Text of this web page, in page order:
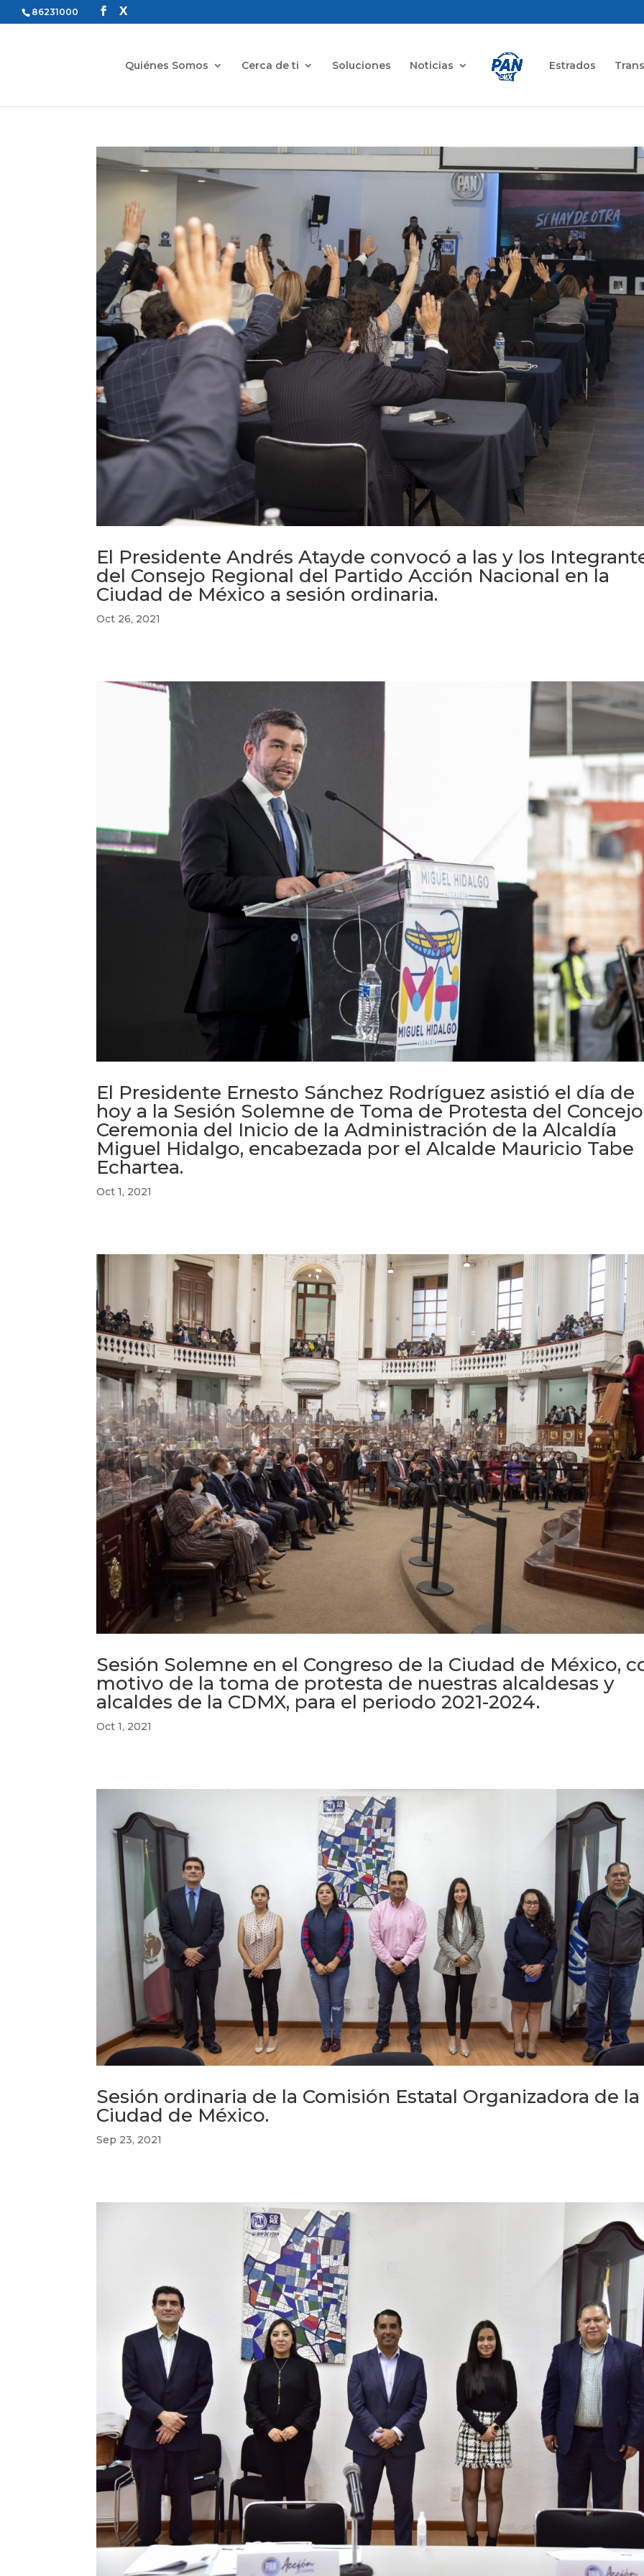
86231000
Quiénes Somos Cerca de ti Soluciones Noticias Estrados
El Presidente Andrés Atayde convocó a las y los
del Consejo Regional del Partido Acción Nacional en la
Ciudad de México a sesión ordinaria.
Oct 26, 2021
El Presidente Ernesto Sánchez Rodríguez asistió el día de
hoy a la Sesión Solemne de Toma de Protesta del
Ceremonia del Inicio de la Administración de la Alcaldía
Miguel Hidalgo, encabezada por el Alcalde Mauricio Tabe
Echartea.
Oct 1, 2021
Sesión Solemne en el Congreso de la Ciudad de México,
motivo de la toma de protesta de nuestras alcaldesas y
alcaldes de la CDMX, para el periodo 2021-2024.
Oct 1, 2021
Sesión ordinaria de la Comisión Estatal Organizadora de la
Ciudad de México.
Sep 23, 2021